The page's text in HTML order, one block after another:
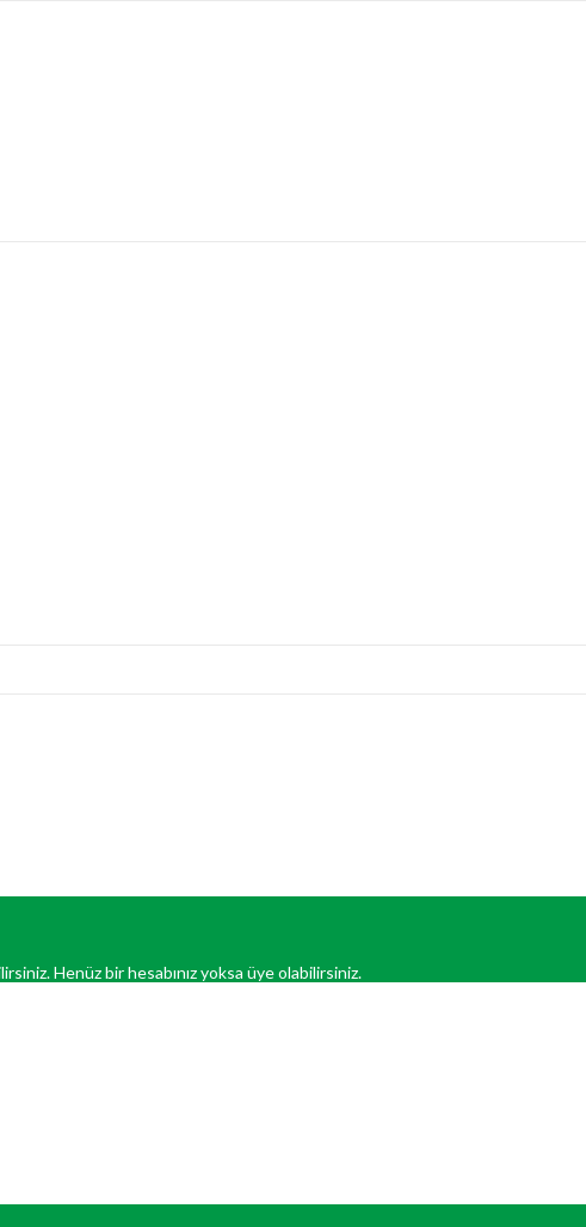
Henüz bir hesabınız yoksa üye olabilirsiniz.